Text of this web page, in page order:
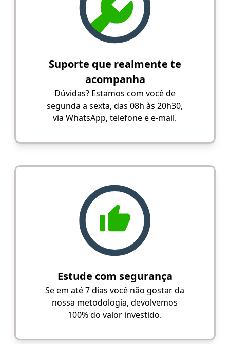
Suporte que realmente te
acompanha
Dúvidas? Estamos com você de
segunda a sexta, das 08h às 20h30,
via WhatsApp, telefone e e-mail.
Estude com segurança
Se em até 7 dias você não gostar da
nossa metodologia, devolvemos
100% do valor investido.